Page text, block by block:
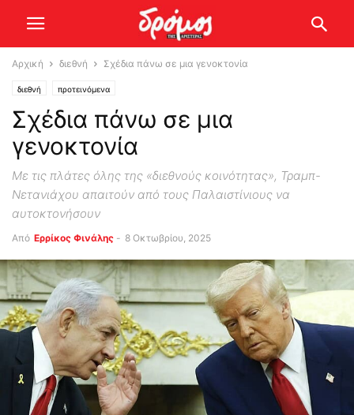
Αρχική διεθνή Σχέδια πάνω σε μια γενοκτονία
διεθνή προτεινόμενα
Σχέδια πάνω σε μια
γενοκτονία
Με τις πλάτες όλης της «διεθνούς κοινότητας», Τραμπ-
Νετανιάχου απαιτούν από τους Παλαιστίνιους να
αυτοκτονήσουν
Από Ερρίκος Φινάλης - 8 Οκτωβρίου, 2025